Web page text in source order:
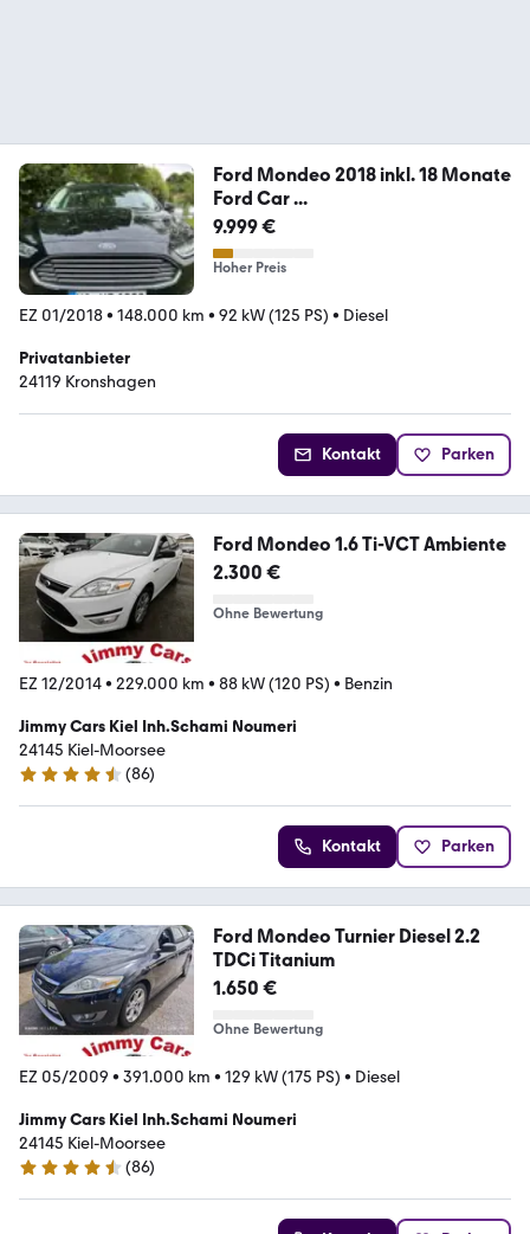
Ford Mondeo 2018 inkl. 18 Monate
Ford Car ...
9.999 €
Hoher Preis
EZ 01/2018• 148.000 km • 92 kW (125 PS) • Diesel
Privatanbieter
24119 Kronshagen
Kontakt Parken
Ford Mondeo 1.6 Ti-VCT Ambiente
2.300 €
Ohne Bewertung
EZ 12/2014• 229.000 km • 88 kW (120 PS) • Benzin
Jimmy Cars Kiel Inh.Schami Noumeri
24145 Kiel-Moorsee
4.3 Sterne
(86)
Kontakt Parken
Ford Mondeo Turnier Diesel 2.2
TDCi Titanium
1.650 €
Ohne Bewertung
EZ 05/2009 • 391.000 km • 129 kW (175 PS) • Diesel
Jimmy Cars Kiel Inh.Schami Noumeri
24145 Kiel-Moorsee
4.3 Sterne
(86)